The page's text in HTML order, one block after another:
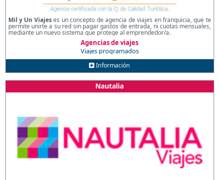
Mil y Un Viajeses un concepto de agencia de viajes en franquicia, que te
permite unirte a su red sin pagar gastos de entrada, ni cuotas mensuales,
mediante un nuevo sistema que protege al emprendedor/a.
Agencias de viajes
Viajes programados
Información
Nautalia